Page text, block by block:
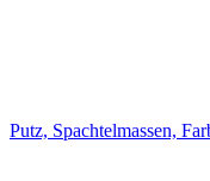
Putz, Spachtelmassen,